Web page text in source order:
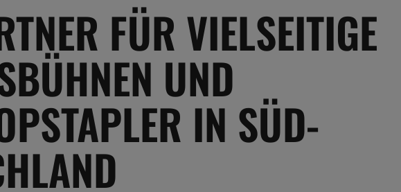
FÜR VIELSEITIGE
UND
IN SÜD-